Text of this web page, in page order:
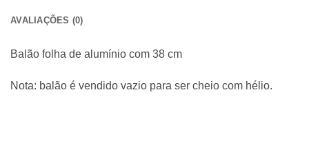
AVALIAÇÕES (0)
Balão folha de alumínio com 38 cm
Nota: balão é vendido vazio para ser cheio com hélio.